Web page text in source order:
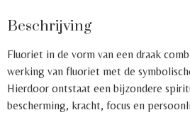
Beschrijving
Fluoriet in de vorm van een draak
werking van fluoriet met de
Hierdoor ontstaat een bijzondere
bescherming, kracht, focus en